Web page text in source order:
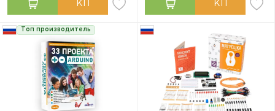
Топ производитель